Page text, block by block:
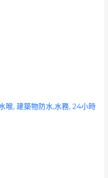
喉, 建築物防水,水務, 24小時